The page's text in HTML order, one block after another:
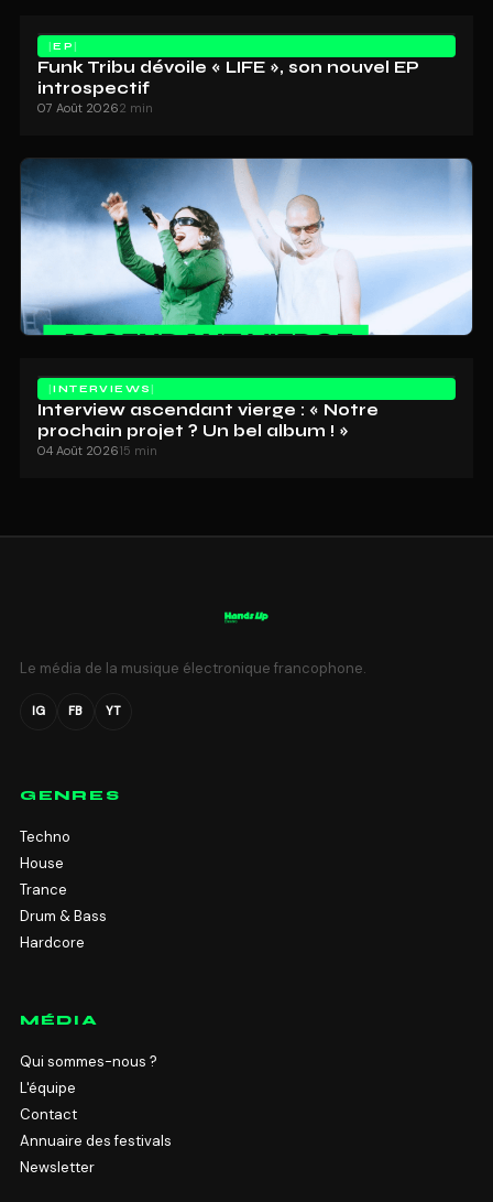
EP
Funk Tribu dévoile « LIFE », son nouvel EP
introspectif
07 Août 20262 min
INTERVIEWS
Interview ascendant vierge : « Notre
prochain projet ? Un bel album ! »
04 Août 202615 min
Le média de la musique électronique francophone.
IG FB YT
GENRES
Techno
House
Trance
Drum & Bass
Hardcore
MÉDIA
Qui sommes-nous ?
L'équipe
Contact
Annuaire des festivals
Newsletter